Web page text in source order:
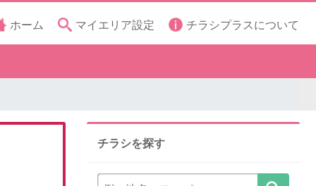
ホーム マイエリア設定 チラシプラスについて
チラシを探す